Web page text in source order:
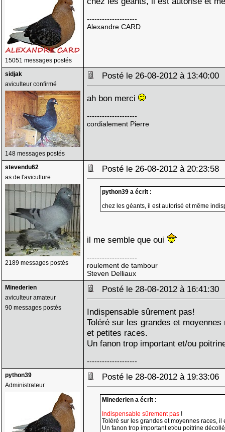
15051 messages postés
--------------------
Alexandre CARD
sidjak
aviculteur confirmé
148 messages postés
Posté le 26-08-2012 à
ah bon merci
--------------------
cordialement Pierre
stevendu62
as de l'aviculture
2189 messages postés
Posté le 26-08-2012 à
python39 a écrit :
chez les géants, il est autorisé et même
il me semble que oui
--------------------
roulement de tambour
Steven Delliaux
Minederien
aviculteur amateur
90 messages postés
Posté le 28-08-2012 à
Indispensable sûrement pas!
Toléré sur les grandes et
et petites races.
Un fanon trop important et/ou
--------------------
python39
Administrateur
Posté le 28-08-2012 à
Minederien a écrit :
Indispensable sûrement pas !
Toléré sur les grandes et moyennes races,
Un fanon trop important et/ou poitrine